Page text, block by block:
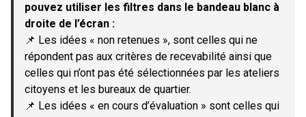
pouvez utiliser les filtres dans le bandeau blanc à
droite de l’écran :
📌 Les idées « non retenues », sont celles qui ne
répondent pas aux critères de recevabilité ainsi que
celles qui n’ont pas été sélectionnées par les ateliers
citoyens et les bureaux de quartier.
📌 Les idées « en cours d’évaluation » sont celles qui